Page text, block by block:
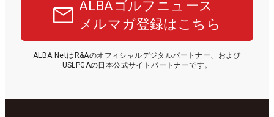
ALBAゴルフニュース
メルマガ登録はこちら
ALBA NetはR&Aのオフィシャルデジタルパートナー、および
USLPGAの日本公式サイトパートナーです。